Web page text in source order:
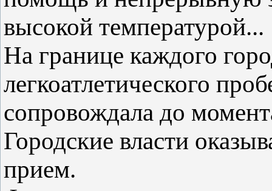
высокой температурой...
На границе каждого
легкоатлетического
сопровождала до
Городские власти
прием.